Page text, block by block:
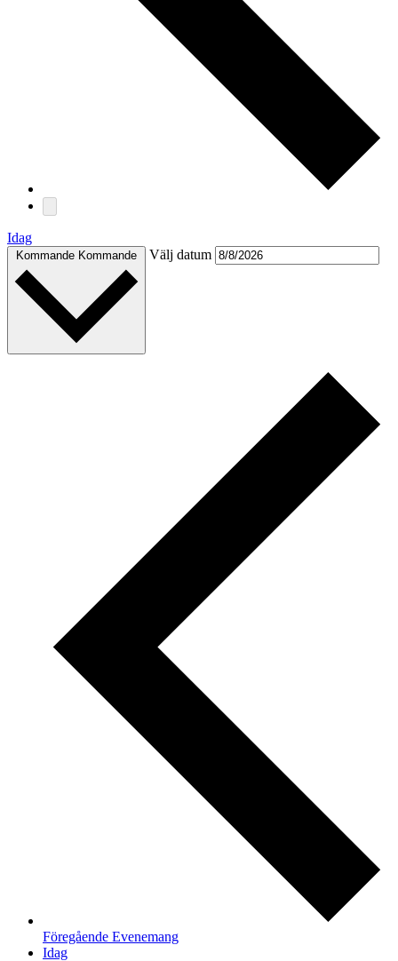
Idag
Kommande Kommande Välj datum
Föregående Evenemang
Idag